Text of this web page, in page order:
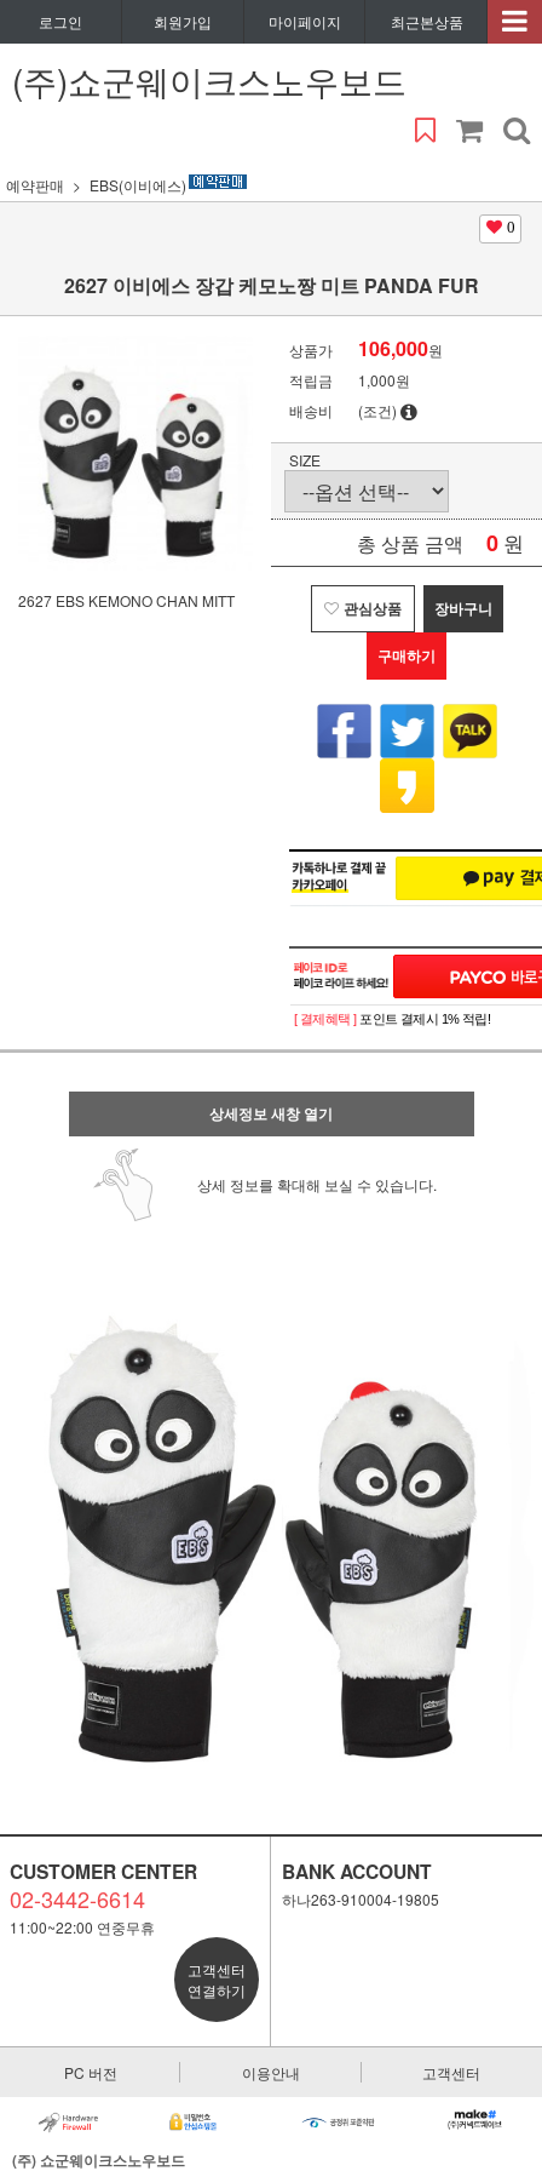
로그인 회원가입 마이페이지 최근본상품
(주)쇼군웨이크스노우보드
예약판매 EBS(이비에스)
0
2627 이비에스 장갑 케모노짱 미트 PANDA FUR
2627 EBS KEMONO CHAN MITT
상품가 106,000원
적립금
1,000원
배송비
(조건)
SIZE
총 상품 금액 0 원
관심상품 장바구니
구매하기
페이코 ID로 페
PAYCO 바로
[ 결제혜택 ] 포인트 결제시 1% 적립!
상세정보 새창 열기
상세 정보를 확대해 보실 수 있습니다.
CUSTOMER CENTER
02-3442-6614
11:00~22:00 연중무휴
고객센터
연결하기
BANK ACCOUNT
하나263-910004-19805
PC 버전 이용안내 고객센터
(주) 쇼군웨이크스노우보드